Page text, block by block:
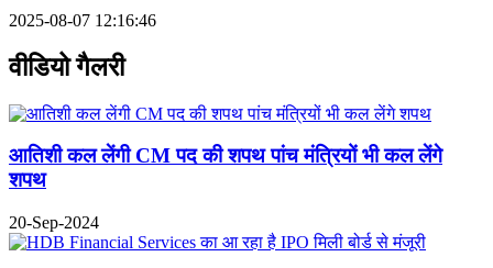
2025-08-07 12:16:46
वीडियो गैलरी
आतिशी कल लेंगी CM पद की शपथ पांच मंत्रियों भी कल लेंगे
शपथ
20-Sep-2024